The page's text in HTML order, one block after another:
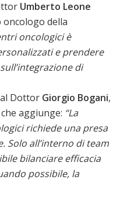
Umberto Leone
oncologo della
oncologici è
e prendere
di
Dottor Giorgio Bogani,
aggiunge: “La
richiede una presa
Solo all’interno di team
bilanciare efficacia
possibile, la